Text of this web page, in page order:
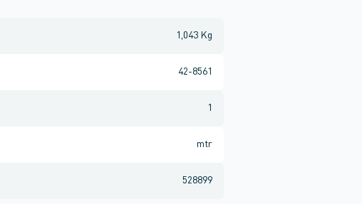
1,043 Kg
42-8561
1
mtr
528899